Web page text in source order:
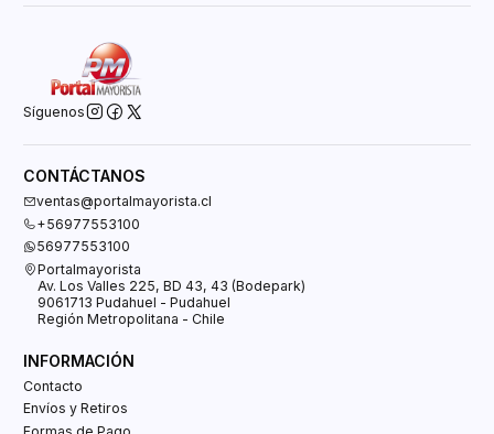
Síguenos
CONTÁCTANOS
ventas@portalmayorista.cl
+56977553100
56977553100
Portalmayorista
Av. Los Valles 225, BD 43, 43 (Bodepark)
9061713 Pudahuel - Pudahuel
Región Metropolitana - Chile
INFORMACIÓN
Contacto
Envíos y Retiros